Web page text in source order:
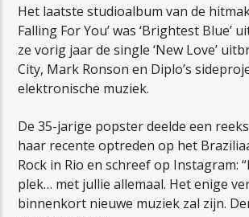
Het laatste studioalbum van de
Falling For You’ was ‘Brightest Blue’
ze vorig jaar de single ‘New Love’
City, Mark Ronson en Diplo’s
elektronische muziek.
De 35-jarige popster deelde een
haar recente optreden op het
Rock in Rio en schreef op Instagram:
plek… met jullie allemaal. Het enige
binnenkort nieuwe muziek zal zijn.